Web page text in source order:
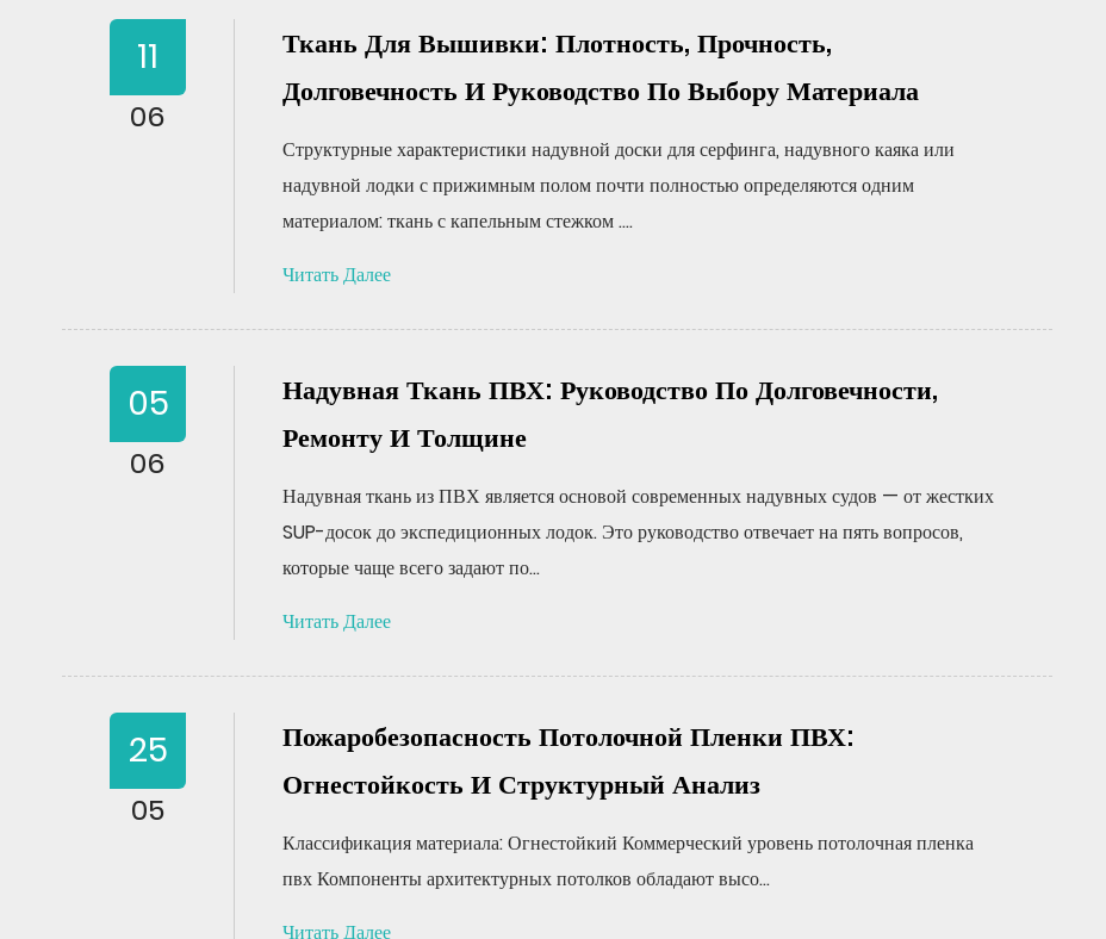
11
06
Ткань Для Вышивки: Плотность, Прочность,
Долговечность И Руководство По Выбору Материала
Структурные характеристики надувной доски для серфинга, надувного каяка или
надувной лодки с прижимным полом почти полностью определяются одним
материалом: ткань с капельным стежком ....
Читать Далее
05
06
Надувная Ткань ПВХ: Руководство По Долговечности,
Ремонту И Толщине
Надувная ткань из ПВХ является основой современных надувных судов — от жестких
SUP-досок до экспедиционных лодок. Это руководство отвечает на пять вопросов,
которые чаще всего задают по...
Читать Далее
25
05
Пожаробезопасность Потолочной Пленки ПВХ:
Огнестойкость И Структурный Анализ
Классификация материала: Огнестойкий Коммерческий уровень потолочная пленка
пвх Компоненты архитектурных потолков обладают высо...
Читать Далее